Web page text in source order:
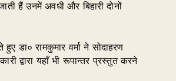
हैं उनमें अवधी और बिहारी दोनों
डा० रामकुमार वर्मा ने सोदाहरण
द्वारा यहाँ भी रूपान्तर प्रस्तुत करने